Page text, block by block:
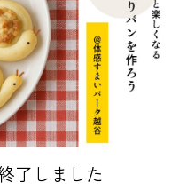
了しました